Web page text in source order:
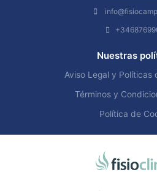
Nuestras
Aviso Legal y Políticas
Términos y
Política de